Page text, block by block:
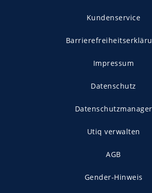
Kundenservice
Impressum
Datenschutz
Datenschutzmanager
Utiq verwalten
AGB
Gender-Hinweis